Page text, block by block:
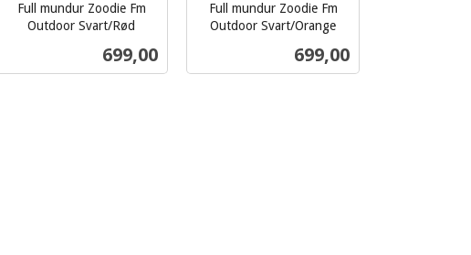
Full mundur Zoodie Fm
Outdoor Svart/Rød
Pris
699,00
Full mundur Zoodie Fm
Outdoor Svart/Orange
Pris
699,00